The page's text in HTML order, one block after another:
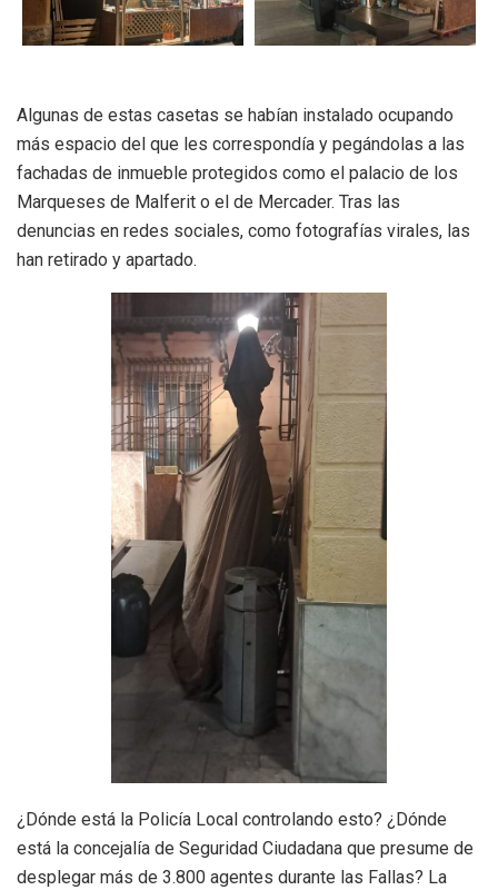
Algunas de estas casetas se habían instalado ocupando
más espacio del que les correspondía y pegándolas a las
fachadas de inmueble protegidos como el palacio de los
Marqueses de Malferit o el de Mercader. Tras las
denuncias en redes sociales, como fotografías virales, las
han retirado y apartado.
¿Dónde está la Policía Local controlando esto? ¿Dónde
está la concejalía de Seguridad Ciudadana que presume de
desplegar más de 3.800 agentes durante las Fallas? La